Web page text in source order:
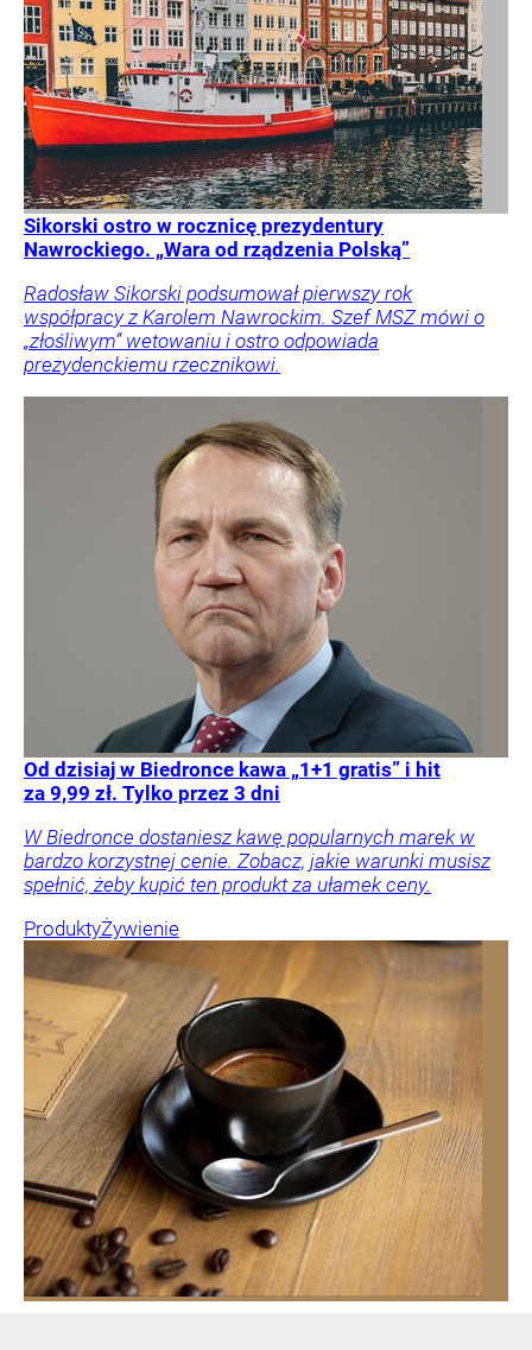
Sikorski ostro w rocznicę prezydentury
Nawrockiego. „Wara od rządzenia Polską”
Radosław Sikorski podsumował pierwszy rok
współpracy z Karolem Nawrockim. Szef MSZ mówi o
„złośliwym” wetowaniu i ostro odpowiada
prezydenckiemu rzecznikowi.
Od dzisiaj w Biedronce kawa „1+1 gratis” i hit
za 9,99 zł. Tylko przez 3 dni
W Biedronce dostaniesz kawę popularnych marek w
bardzo korzystnej cenie. Zobacz, jakie warunki musisz
spełnić, żeby kupić ten produkt za ułamek ceny.
ProduktyŻywienie